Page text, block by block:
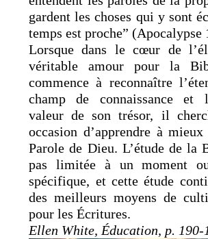
gardent les choses qui y sont
temps est proche” (Apocalypse
Lorsque dans le cœur de
véritable amour pour la
commence à reconnaître
champ de connaissance et
valeur de son trésor, il
occasion d’apprendre à
Parole de Dieu. L’étude de la
pas limitée à un moment
spécifique, et cette étude
des meilleurs moyens de
pour les Écritures.
Ellen White, Éducation, p. 190-